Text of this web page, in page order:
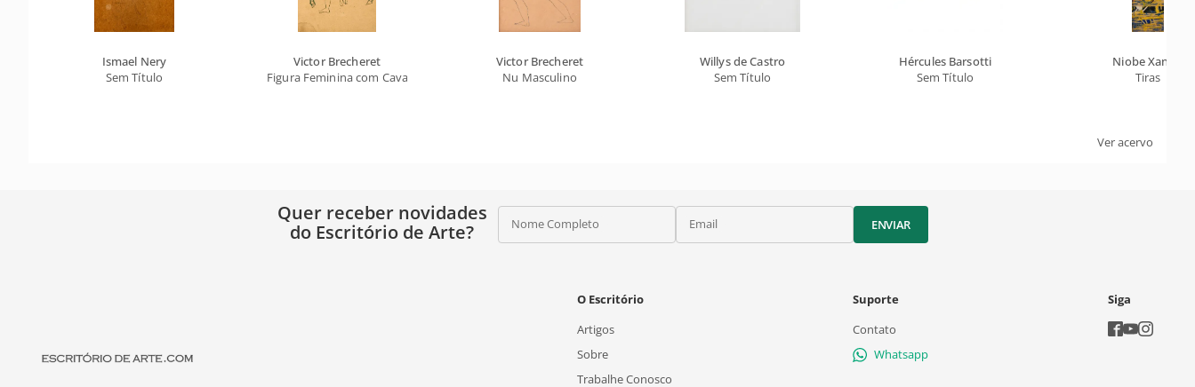
Ismael Nery
Sem Título
Victor Brecheret
Figura Feminina com Cavalo
Victor Brecheret
Nu Masculino
Willys de Castro
Sem Título
Hércules Barsotti
Sem Título
Niobe Xandó
Tiras
Ver acervo
Quer receber novidades
do Escritório de Arte?
Nome Completo Email ENVIAR
O Escritório
Artigos
Sobre
Trabalhe Conosco
Suporte
Contato
Whatsapp
Siga